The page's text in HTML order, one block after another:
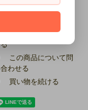
特定商取引法に基づ
記（返品等）
この商品を友達に教
この商品について問
わせる
買い物を続ける